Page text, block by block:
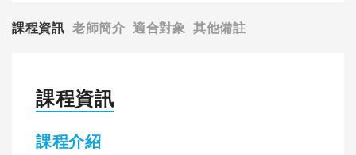
課程資訊 老師簡介 適合對象 其他備註
課程資訊
課程介紹